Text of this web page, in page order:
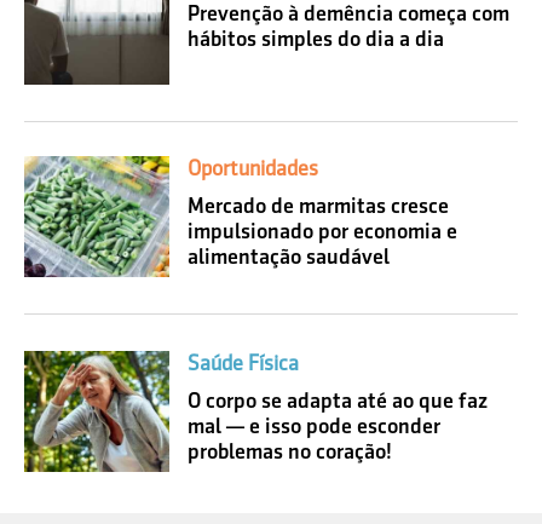
Prevenção à demência começa com
hábitos simples do dia a dia
Oportunidades
Mercado de marmitas cresce
impulsionado por economia e
alimentação saudável
Saúde Física
O corpo se adapta até ao que faz
mal — e isso pode esconder
problemas no coração!